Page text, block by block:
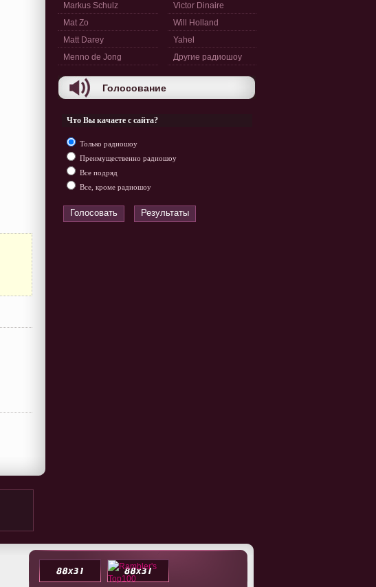
Markus Schulz
Mat Zo
Matt Darey
Menno de Jong
Victor Dinaire
Will Holland
Yahel
Другие радиошоу
Голосование
Что Вы качаете с сайта?
Только радиошоу
Преимущественно радиошоу
Все подряд
Все, кроме радиошоу
Голосовать Результаты